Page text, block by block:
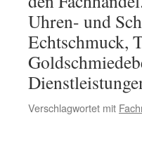
Uhren- und
Echtschmuck,
Verschlagwortet mit